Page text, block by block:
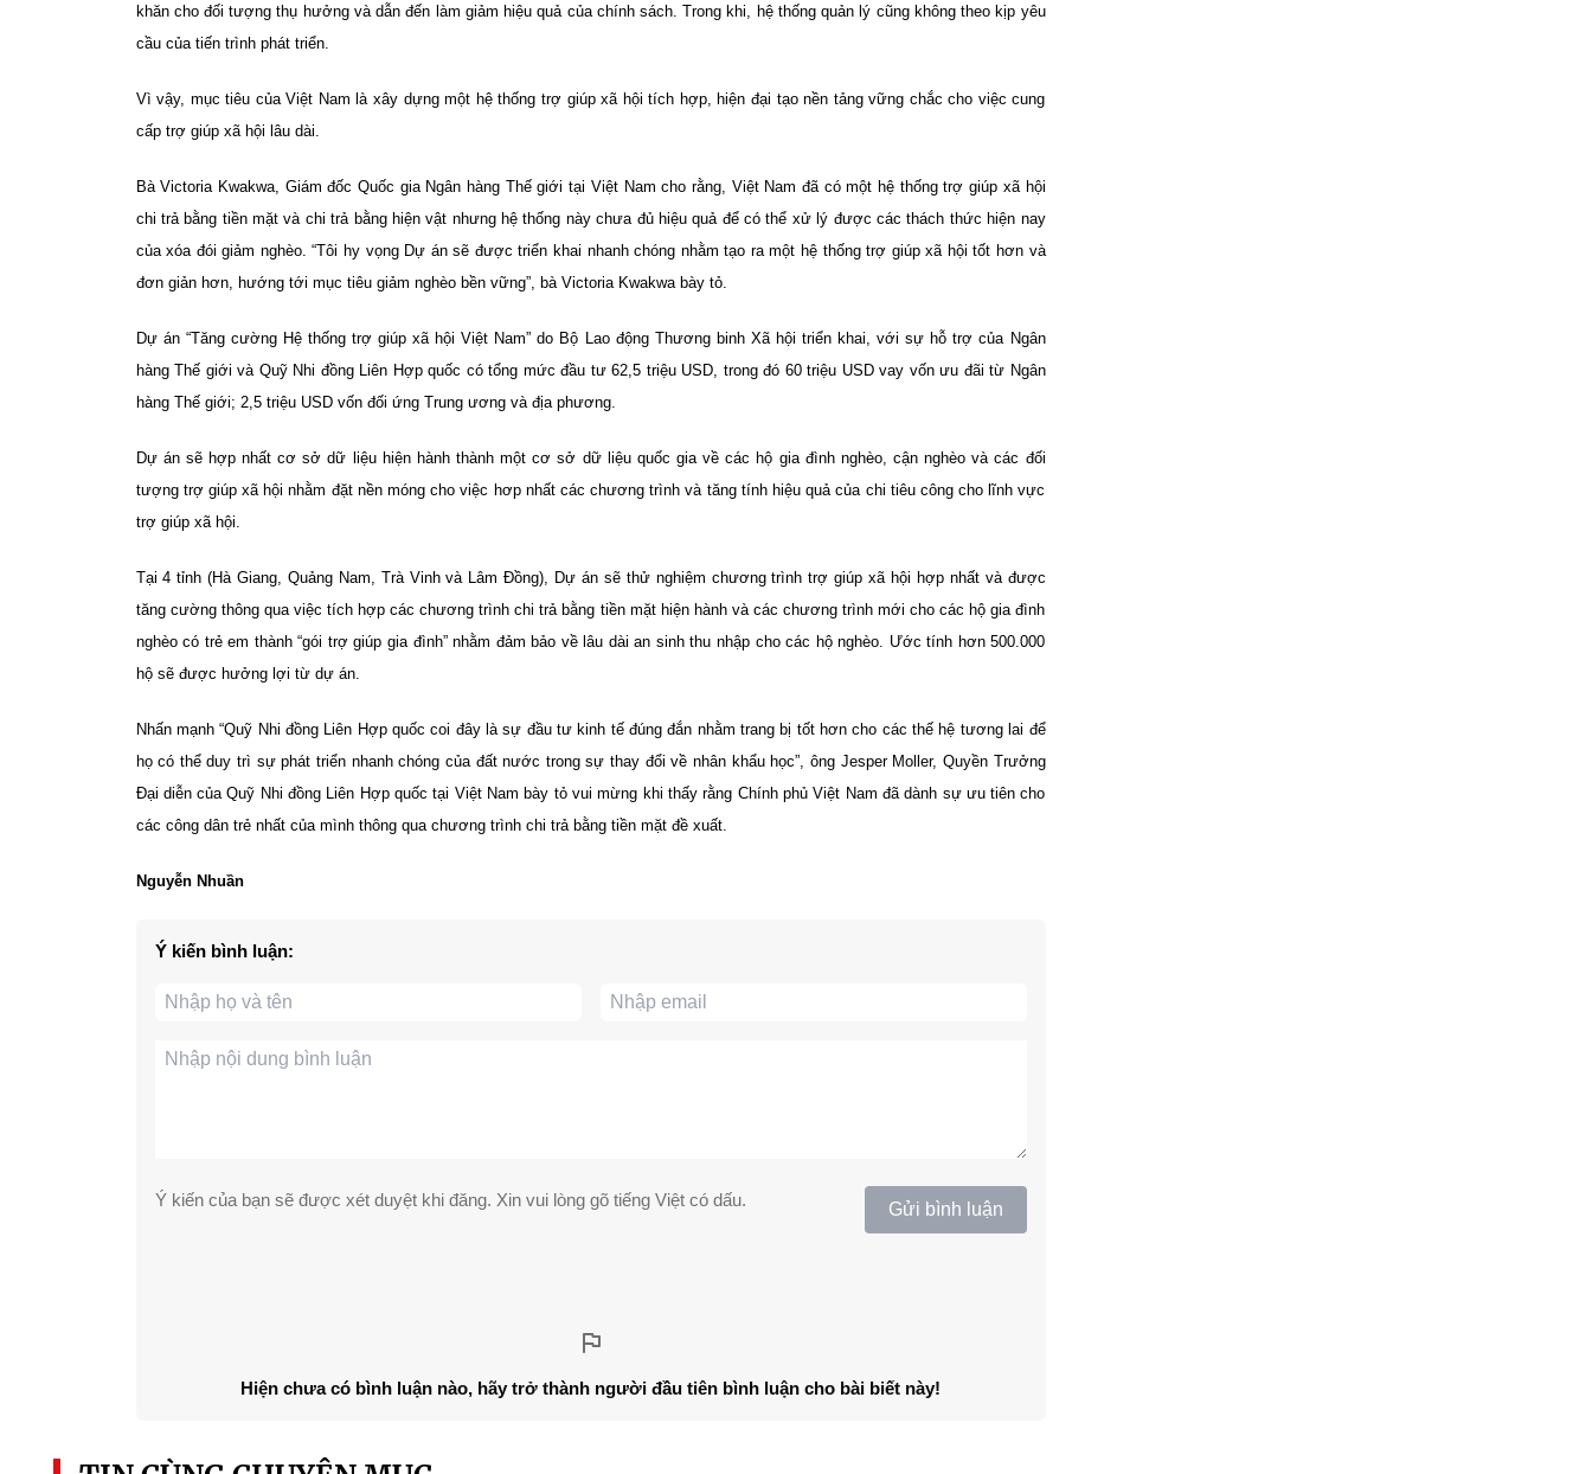
khăn cho đối tượng thụ hưởng và dẫn đến làm giảm hiệu quả của chính sách. Trong khi, hệ thống quản lý cũng không theo kịp yêu
cầu của tiến trình phát triển.
Vì vậy, mục tiêu của Việt Nam là xây dựng một hệ thống trợ giúp xã hội tích hợp, hiện đại tạo nền tảng vững chắc cho việc cung
cấp trợ giúp xã hội lâu dài.
Bà Victoria Kwakwa, Giám đốc Quốc gia Ngân hàng Thế giới tại Việt Nam cho rằng, Việt Nam đã có một hệ thống trợ giúp xã hội
chi trả bằng tiền mặt và chi trả bằng hiện vật nhưng hệ thống này chưa đủ hiệu quả để có thể xử lý được các thách thức hiện nay
của xóa đói giảm nghèo.“Tôi hy vọng Dự án sẽ được triển khai nhanh chóng nhằm tạo ra một hệ thống trợ giúp xã hội tốt hơn và
đơn giản hơn, hướng tới mục tiêu giảm nghèo bền vững”, bà Victoria Kwakwa bày tỏ.
Dự án “Tăng cường Hệ thống trợ giúp xã hội Việt Nam” do Bộ Lao động Thương binh Xã hội triển khai, với sự hỗ trợ của Ngân
hàng Thế giới và Quỹ Nhi đồng Liên Hợp quốc có tổng mức đầu tư 62,5 triệu USD, trong đó 60 triệu USD vay vốn ưu đãi từ Ngân
hàng Thế giới; 2,5 triệu USD vốn đối ứng Trung ương và địa phương.
Dự án sẽ hợp nhất cơ sở dữ liệu hiện hành thành một cơ sở dữ liệu quốc gia về các hộ gia đình nghèo, cận nghèo và các đối
tượng trợ giúp xã hội nhằm đặt nền móng cho việc hơp nhất các chương trình và tăng tính hiệu quả của chi tiêu công cho lĩnh vực
trợ giúp xã hội.
Tại 4 tỉnh (Hà Giang, Quảng Nam, Trà Vinh và Lâm Đồng), Dự án sẽ thử nghiệm chương trình trợ giúp xã hội hợp nhất và được
tăng cường thông qua việc tích hợp các chương trình chi trả bằng tiền mặt hiện hành và các chương trình mới cho các hộ gia đình
nghèo có trẻ em thành “gói trợ giúp gia đình” nhằm đảm bảo về lâu dài an sinh thu nhập cho các hộ nghèo. Ước tính hơn 500.000
hộ sẽ được hưởng lợi từ dự án.
Nhấn mạnh “Quỹ Nhi đồng Liên Hợp quốc coi đây là sự đầu tư kinh tế đúng đắn nhằm trang bị tốt hơn cho các thế hệ tương lai để
họ có thể duy trì sự phát triển nhanh chóng của đất nước trong sự thay đổi về nhân khẩu học”, ông Jesper Moller, Quyền Trưởng
Đại diễn của Quỹ Nhi đồng Liên Hợp quốc tại Việt Nam bày tỏ vui mừng khi thấy rằng Chính phủ Việt Nam đã dành sự ưu tiên cho
các công dân trẻ nhất của mình thông qua chương trình chi trả bằng tiền mặt đề xuất.
Nguyễn Nhuần
Ý kiến bình luận:
Ý kiến của bạn sẽ được xét duyệt khi đăng. Xin vui lòng gõ tiếng Việt có dấu. Gửi bình luận
Hiện chưa có bình luận nào, hãy trở thành người đầu tiên bình luận cho bài biết này!